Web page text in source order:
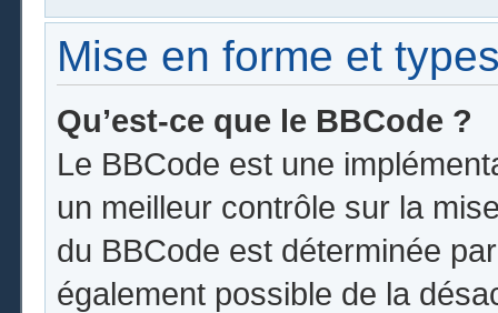
Mise en forme et
Qu’est-ce que le BBCode ?
Le BBCode est une
un meilleur contrôle sur la
du BBCode est déterminée
également possible de la